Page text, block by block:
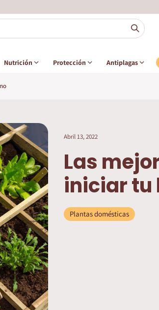
Nutrición Protección Antiplagas
Abril 13, 2022
Las
iniciar tu
Plantas domésticas